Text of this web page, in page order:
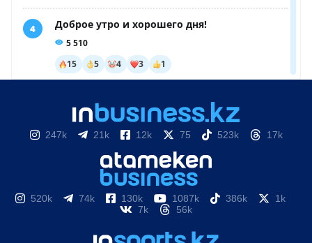
247k 21k 12k 75 523k 17k
520k 74k 130k 1087k 386k
1k
7k
56k